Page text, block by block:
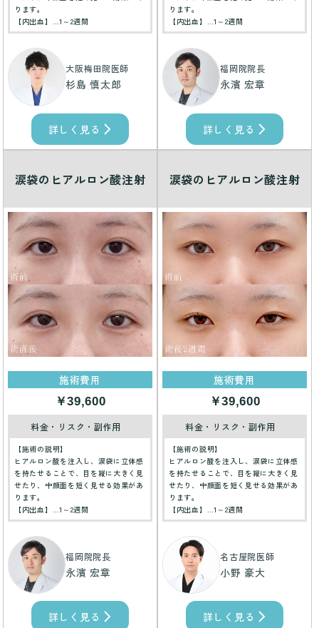
ります。
【内出血】…1～2週間
大阪梅田院医師
杉島 慎太郎
詳しく見る
ります。
【内出血】…1～2週間
福岡院院長
永濱 宏章
詳しく見る
涙袋のヒアルロン酸注射
施術費用
￥39,600
料金・リスク・副作用
【施術の説明】
ヒアルロン酸を注入し、涙袋に立体感
を持たせることで、目を縦に大きく見
せたり、中顔面を短く見せる効果があ
ります。
【内出血】…1～2週間
福岡院院長
永濱 宏章
詳しく見る
涙袋のヒアルロン酸注射
施術費用
￥39,600
料金・リスク・副作用
【施術の説明】
ヒアルロン酸を注入し、涙袋に立体感
を持たせることで、目を縦に大きく見
せたり、中顔面を短く見せる効果があ
ります。
【内出血】…1～2週間
名古屋院医師
小野 豪大
詳しく見る